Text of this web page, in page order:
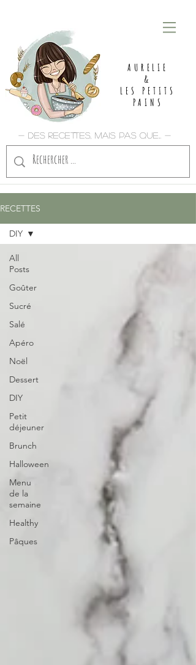
AURELIE
&
LES PETITS
PAINS
- Des recettes, mais pas que... -
RECETTES
All
Posts
Goûter
Sucré
Salé
Apéro
Noël
Dessert
DIY
Petit
déjeuner
Brunch
Halloween
Menu
de la
semaine
Healthy
Pâques
DIY